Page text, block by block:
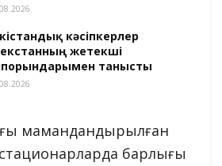
кәсіпкерлер
жетекші
танысты
мамандандырылған
барлығы